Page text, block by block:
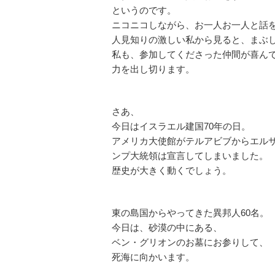
というのです。
ニコニコしながら、お一人お一人と話
人見知りの激しい私から見ると、まぶ
私も、参加してくださった仲間が喜ん
力を出し切ります。
さあ、
今日はイスラエル建国70年の日。
アメリカ大使館がテルアビブからエル
ンプ大統領は宣言してしまいました。
歴史が大きく動くでしょう。
東の島国からやってきた異邦人60名。
今日は、砂漠の中にある、
ベン・グリオンのお墓にお参りして、
死海に向かいます。